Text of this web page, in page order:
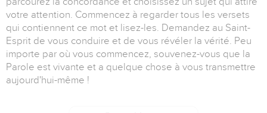
votre attention. Commencez à regarder tous les versets
qui contiennent ce mot et lisez-les. Demandez au Saint-
Esprit de vous conduire et de vous révéler la vérité. Peu
importe par où vous commencez, souvenez-vous que la
Parole est vivante et a quelque chose à vous transmettre
aujourd'hui-même !